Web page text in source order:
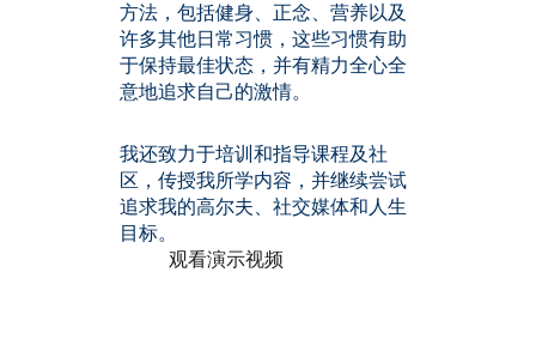
方法，包括健身、正念、营养以及
许多其他日常习惯，这些习惯有助
于保持最佳状态，并有精力全心全
意地追求自己的激情。
我还致力于培训和指导课程及社
区，传授我所学内容，并继续尝试
追求我的高尔夫、社交媒体和人生
目标。
观看演示视频